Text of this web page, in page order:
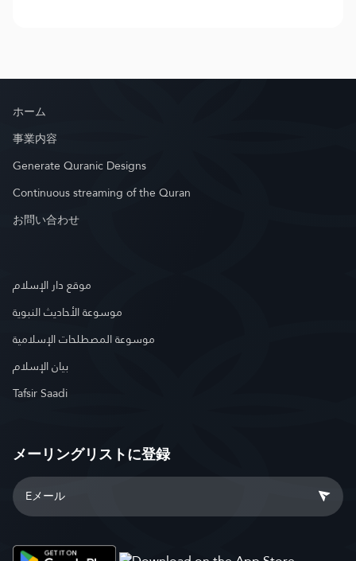
ホーム
事業内容
Generate Quranic Designs
Continuous streaming of the Quran
お問い合わせ
موقع دار الإسلام
موسوعة الأحاديث النبوية
موسوعة المصطلحات الإسلامية
بيان الإسلام
Tafsir Saadi
メーリングリストに登録